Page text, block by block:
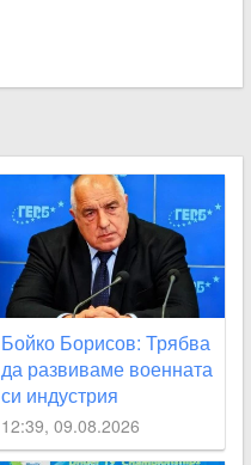
Бойко Борисов: Трябва
да развиваме военната
си индустрия
12:39, 09.08.2026